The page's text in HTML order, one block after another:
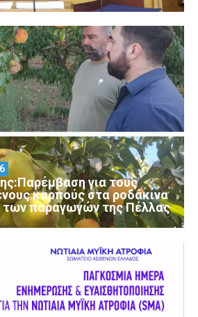
για τους
καρπούς στα ροδάκινα
των παραγωγών της Πέλλας